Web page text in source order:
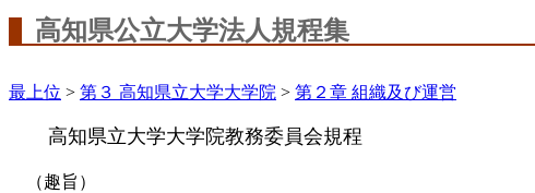
高知県公立大学法人規程集
最上位 > 第３ 高知県立大学大学院 > 第２章 組織及び運営
高知県立大学大学院教務委員会規程
（趣旨）